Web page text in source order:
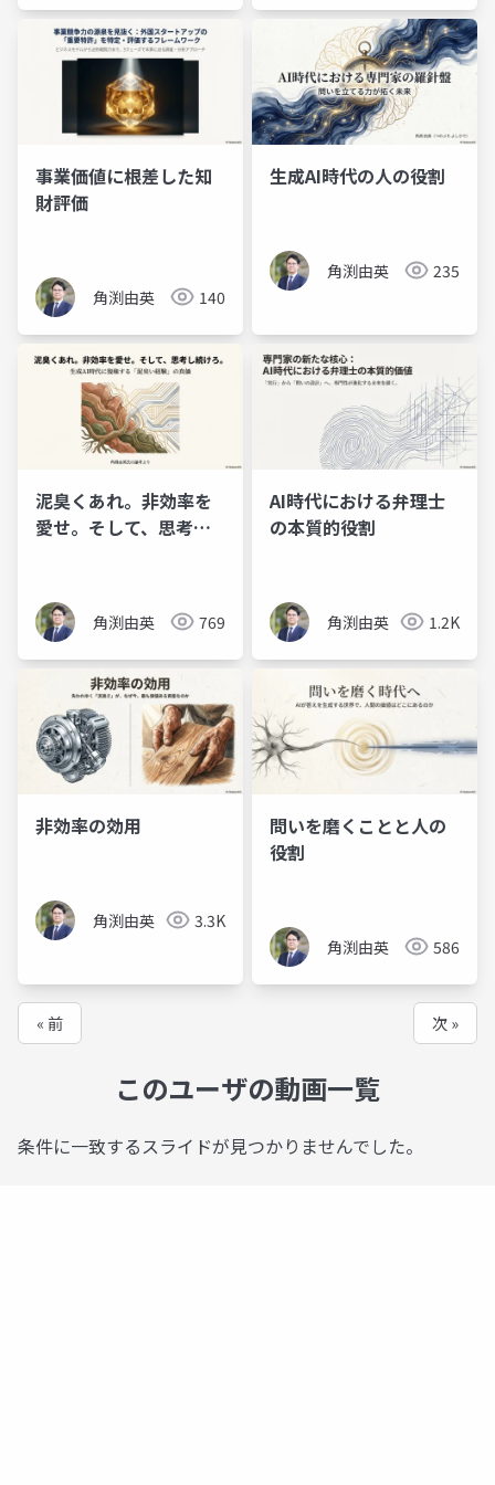
事業価値に根差した知
財評価
角渕由英 140
生成AI時代の人の役割
角渕由英 235
泥臭くあれ。非効率を
愛せ。そして、思考し
角渕由英 769
AI時代における弁理士
の本質的役割
角渕由英 1.2K
非効率の効用
角渕由英 3.3K
問いを磨くことと人の
役割
角渕由英 586
« 前 次 »
このユーザの動画一覧
条件に一致するスライドが見つかりませんでした。